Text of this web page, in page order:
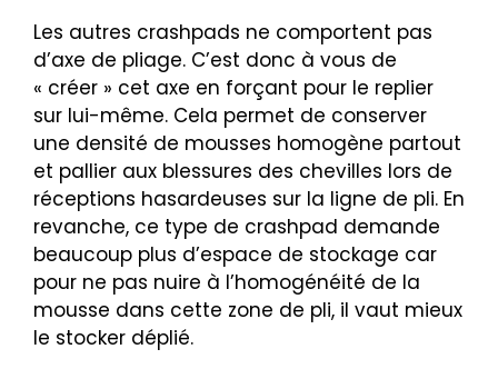
Les autres crashpads ne comportent pas
d’axe de pliage. C’est donc à vous de
« créer » cet axe en forçant pour le replier
sur lui-même. Cela permet de conserver
une densité de mousses homogène partout
et pallier aux blessures des chevilles lors de
réceptions hasardeuses sur la ligne de pli. En
revanche, ce type de crashpad demande
beaucoup plus d’espace de stockage car
pour ne pas nuire à l’homogénéité de la
mousse dans cette zone de pli, il vaut mieux
le stocker déplié.